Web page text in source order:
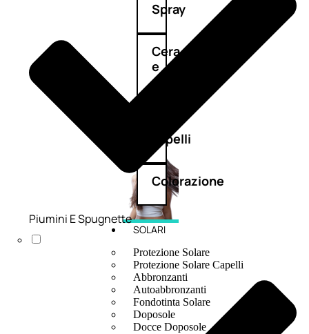
Spray
Cera
e
crema
capelli
Colorazione
SOLARI
Protezione Solare
Protezione Solare Capelli
Abbronzanti
Autoabbronzanti
Fondotinta Solare
Doposole
Docce Doposole
Piumini E Spugnette